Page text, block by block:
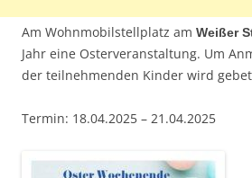
Am Wohnmobilstellplatz am Weißer
Jahr eine Osterveranstaltung. Um
der teilnehmenden Kinder wird
Termin: 18.04.2025 – 21.04.2025